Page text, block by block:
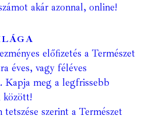
akár azonnal, online!
előfizetés a Természet
éves, vagy féléves
Kapja meg a legfrissebb
között!
tetszése szerint a Természet